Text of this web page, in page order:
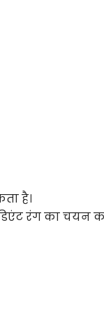
है।
रंग का चयन